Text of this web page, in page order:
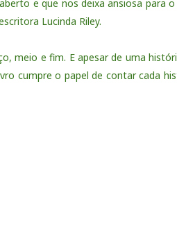
e que nos deixa ansiosa para
Lucinda Riley.
meio e fim. E apesar de uma
cumpre o papel de contar cada